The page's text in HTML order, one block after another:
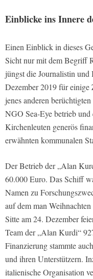
Einblicke ins Innere
Einen Einblick in dieses
Sicht nur mit dem Begriff
jüngst die Journalistin
Dezember 2019 für
jenes anderen
NGO Sea-Eye betrieb und
Kirchenleuten generös
erwähnten kommunalen
Der Betrieb der „Alan
60.000 Euro. Das Schiff
Namen zu
auf dem man
Sitte am 24. Dezember
Team der „Alan Kurdi“
Finanzierung stammte
und ihren Unterstützern.
italienische Organisation